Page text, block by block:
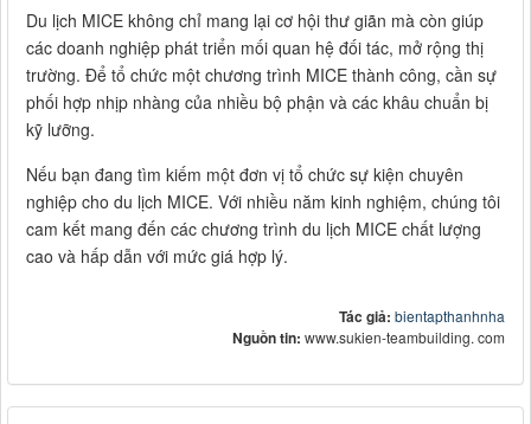
Du lịch MICE không chỉ mang lại cơ hội thư giãn mà còn giúp
các doanh nghiệp phát triển mối quan hệ đối tác, mở rộng thị
trường. Để tổ chức một chương trình MICE thành công, cần sự
phối hợp nhịp nhàng của nhiều bộ phận và các khâu chuẩn bị
kỹ lưỡng.
Nếu bạn đang tìm kiếm một đơn vị tổ chức sự kiện chuyên
nghiệp cho du lịch MICE. Với nhiều năm kinh nghiệm, chúng tôi
cam kết mang đến các chương trình du lịch MICE chất lượng
cao và hấp dẫn với mức giá hợp lý.
Tác giả: bientapthanhnha
Nguồn tin: www.sukien-teambuilding. com